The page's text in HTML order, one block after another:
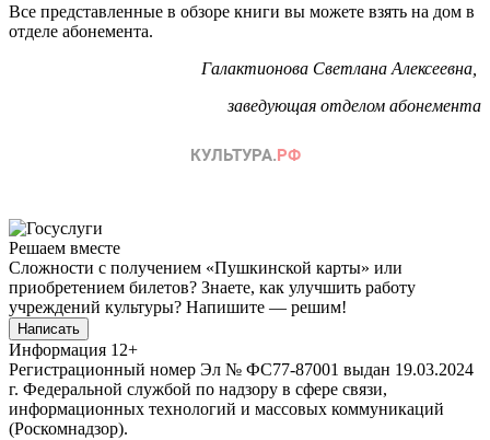
Все представленные в обзоре книги вы можете взять на дом в
отделе абонемента.
Галактионова Светлана Алексеевна,
заведующая отделом абонемента
Решаем вместе
Сложности с получением «Пушкинской карты» или
приобретением билетов? Знаете, как улучшить работу
учреждений культуры? Напишите — решим!
Написать
Информация 12+
Регистрационный номер Эл № ФС77-87001 выдан 19.03.2024
г. Федеральной службой по надзору в сфере связи,
информационных технологий и массовых коммуникаций
(Роскомнадзор).